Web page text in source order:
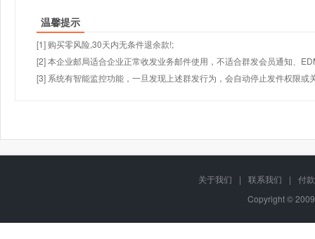
温馨提示
[1] 购买零风险,30天内无条件退余款!;
[2] 本企业邮局适合企业正常收发业务邮件使用，不适合群发会员通知、
[3] 系统有智能监控功能，一旦发现上述群发行为，会自动停止发件权限或
关于我们 | 联系我们 |
付
Copyright ©